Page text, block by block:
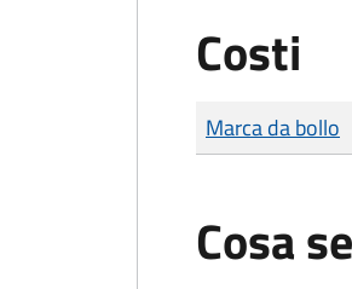
Costi
Tipo di
Importo
Marca da bollo
Cosa